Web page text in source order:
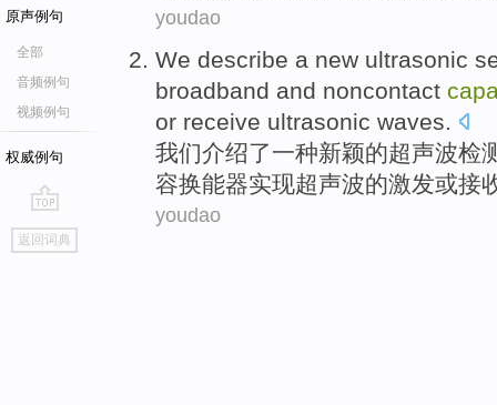
原声例句
全部
音频例句
视频例句
权威例句
go
top
返回词典
youdao
We describe a new ultrasonic
broadband and noncontact
or receive ultrasonic waves.
我们介绍了一种新颖的超声波检
容换能器实现超声波的激发或接
youdao